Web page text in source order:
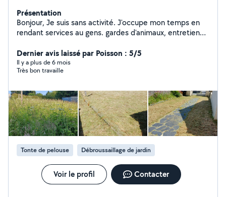
Présentation
Bonjour, Je suis sans activité. J'occupe mon temps en
rendant services au gens. gardes d'animaux, entretien
bricoles selon les demandes. j'ai l'habitude de garder
des chiens je suis pet Sitter depuis 9 ans je possède
tout l'outillage pour entretenir des jardins (tondeuse
)
Dernier avis laissé par Poisson : 5/5
Il y a plus de 6 mois
Très bon travaille
Tonte de pelouse Débroussaillage de jardin
Voir le profil Contacter